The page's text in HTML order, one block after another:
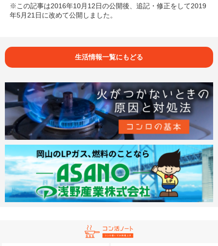
※この記事は2016年10月12日の公開後、追記・修正をして2019
年5月21日に改めて公開しました。
生活情報一覧にもどる